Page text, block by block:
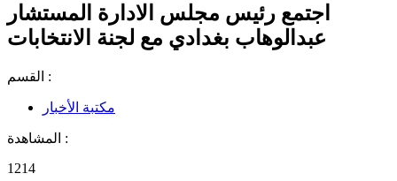
اجتمع رئيس مجلس الادارة المستشار
عبدالوهاب بغدادي مع لجنة الانتخابات
القسم :
مكتبة الأخبار
المشاهدة :
1214